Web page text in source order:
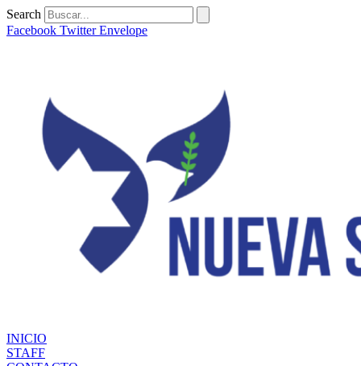
Ir
al
Search
Facebook Twitter Envelope
INICIO
STAFF